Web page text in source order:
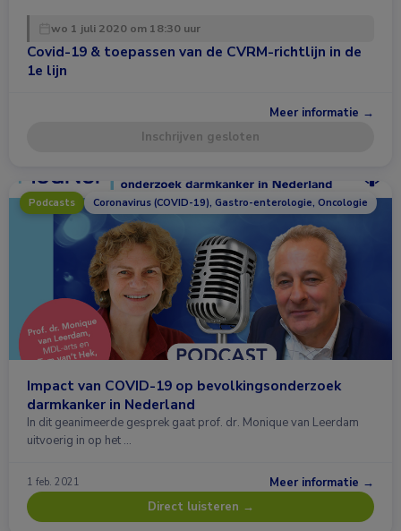
wo 1 juli 2020 om 18:30 uur
Covid-19 & toepassen van de CVRM-richtlijn in de
1e lijn
Meer informatie →
Inschrijven gesloten
Podcasts Coronavirus (COVID-19), Gastro-enterologie, Oncologie
Impact van COVID-19 op bevolkingsonderzoek
darmkanker in Nederland
In dit geanimeerde gesprek gaat prof. dr. Monique van Leerdam
uitvoerig in op het …
1 feb. 2021
Meer informatie →
Direct luisteren →